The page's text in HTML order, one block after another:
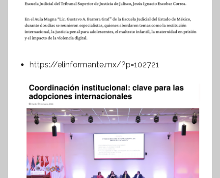
https://elinformante.mx/?p=102721